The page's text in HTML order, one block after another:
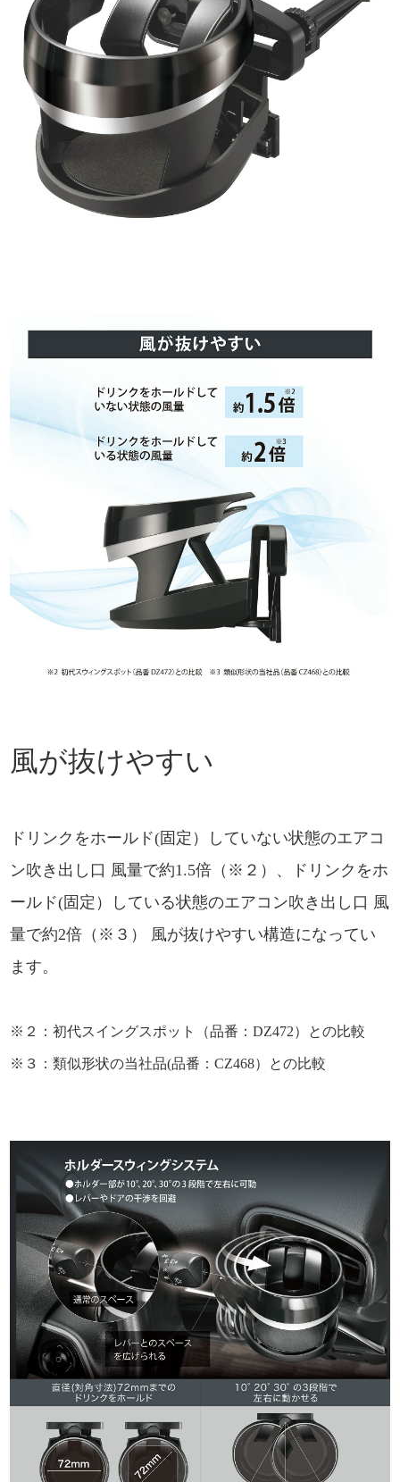
風が抜けやすい
ドリンクをホールド(固定）していない状態のエアコ
ン吹き出し口 風量で約1.5倍（※２）、ドリンクをホ
ールド(固定）している状態のエアコン吹き出し口 風
量で約2倍（※３） 風が抜けやすい構造になってい
ます。
※２：初代スイングスポット（品番：DZ472）との比較
※３：類似形状の当社品(品番：CZ468）との比較